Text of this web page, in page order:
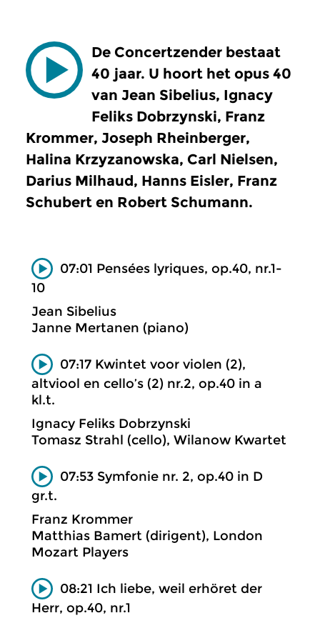
De Concertzender bestaat
40 jaar. U hoort het opus 40
van Jean Sibelius, Ignacy
Feliks Dobrzynski, Franz
Krommer, Joseph Rheinberger,
Halina Krzyzanowska, Carl Nielsen,
Darius Milhaud, Hanns Eisler, Franz
Schubert en Robert Schumann.
07:01 Pensées lyriques, op.40, nr.1-
10
Jean Sibelius
Janne Mertanen (piano)
07:17 Kwintet voor violen (2),
altviool en cello’s (2) nr.2, op.40 in a
kl.t.
Ignacy Feliks Dobrzynski
Tomasz Strahl (cello), Wilanow Kwartet
07:53 Symfonie nr. 2, op.40 in D
gr.t.
Franz Krommer
Matthias Bamert (dirigent), London
Mozart Players
08:21 Ich liebe, weil erhöret der
Herr, op.40, nr.1